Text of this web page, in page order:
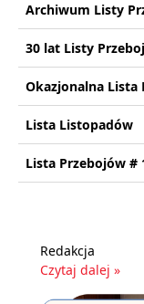
Archiwum Listy
30 lat Listy
Okazjonalna Lista
Lista Listopadów
Lista Przebojów #
Redakcja
Czytaj dalej »